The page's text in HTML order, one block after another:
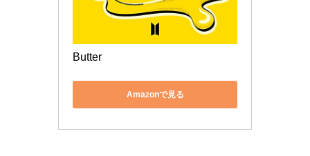
Butter
Amazonで見る